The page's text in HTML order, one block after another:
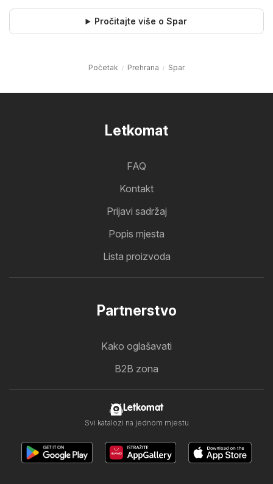
Pročitajte više o Spar
Početak Prehrana Spar
Letkomat
FAQ
Kontakt
Prijavi sadržaj
Popis mjesta
Lista proizvoda
Partnerstvo
Kako oglašavati
B2B zona
Letkomat
Svi katalozi na jednom mjestu